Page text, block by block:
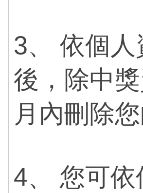
3、 依個
後，除中
月內刪除
4、 您可